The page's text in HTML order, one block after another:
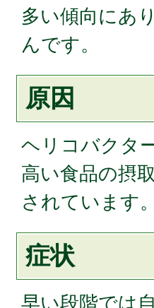
多い傾向にあ
んです。
原因
ヘリコバクタ
高い食品の摂
されています。
症状
早い段階では